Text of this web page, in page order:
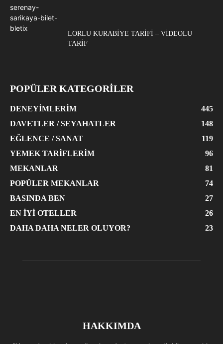
LORLU KURABIYE TARIFI – VIDEOLU
TARIF
POPÜLER KATEGORİLER
DENEYIMLERIM
445
DAVETLER / SEYAHATLER
148
EĞLENCE / SANAT
119
YEMEK TARIFLERIM
96
MEKANLAR
81
POPÜLER MEKANLAR
74
BASINDA BEN
27
EN İYI OTELLER
26
DAHA DAHA NELER OLUYOR?
23
HAKKIMDA